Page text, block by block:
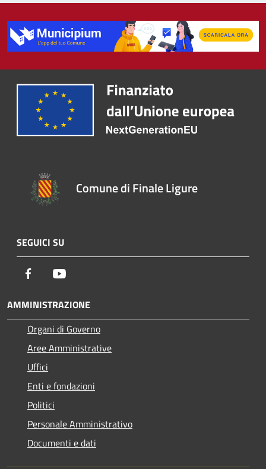
Comune di Finale Ligure
SEGUICI SU
Facebook
AMMINISTRAZIONE
Organi di Governo
Aree Amministrative
Uffici
Enti e fondazioni
Politici
Personale Amministrativo
Documenti e dati